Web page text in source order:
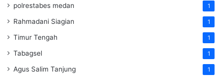
polrestabes medan 1
Rahmadani Siagian 1
Timur Tengah 1
Tabagsel 1
Agus Salim Tanjung 1